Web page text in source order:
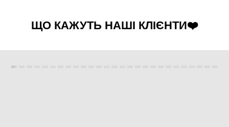
ЩО КАЖУТЬ НАШІ КЛІЄНТИ❤️